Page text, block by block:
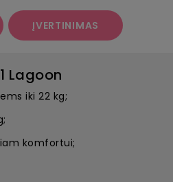
ĮVERTINIMAS
Lagoon
iki 22 kg;
komfortui;